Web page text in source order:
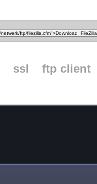
ssl
ftp client